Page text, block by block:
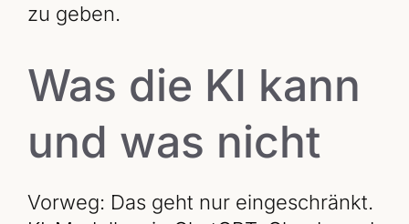
zu geben.
Was die KI kann
und was nicht
Vorweg: Das geht nur eingeschränkt.